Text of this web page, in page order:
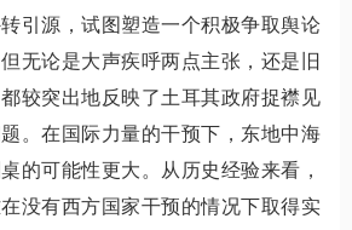
引源，试图塑造一个积极争取舆论
无论是大声疾呼两点主张，还是旧
较突出地反映了土耳其政府捉襟见
。在国际力量的干预下，东地中海
的可能性更大。从历史经验来看，
没有西方国家干预的情况下取得实